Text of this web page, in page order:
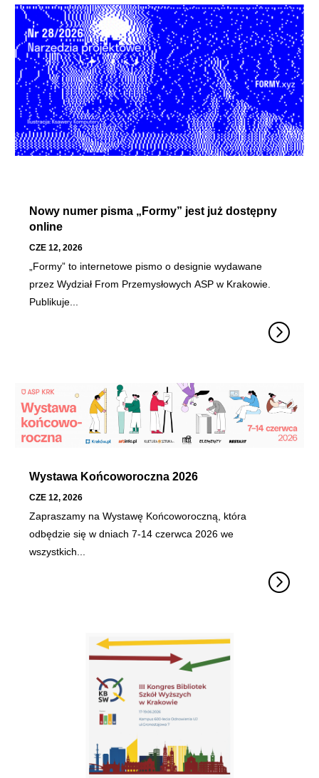
Nowy numer pisma „Formy” jest już dostępny
online
CZE 12, 2026
„Formy” to internetowe pismo o designie wydawane
przez Wydział From Przemysłowych ASP w Krakowie.
Publikuje...
Wystawa Końcoworoczna 2026
CZE 12, 2026
Zapraszamy na Wystawę Końcoworoczną, która
odbędzie się w dniach 7-14 czerwca 2026 we
wszystkich...